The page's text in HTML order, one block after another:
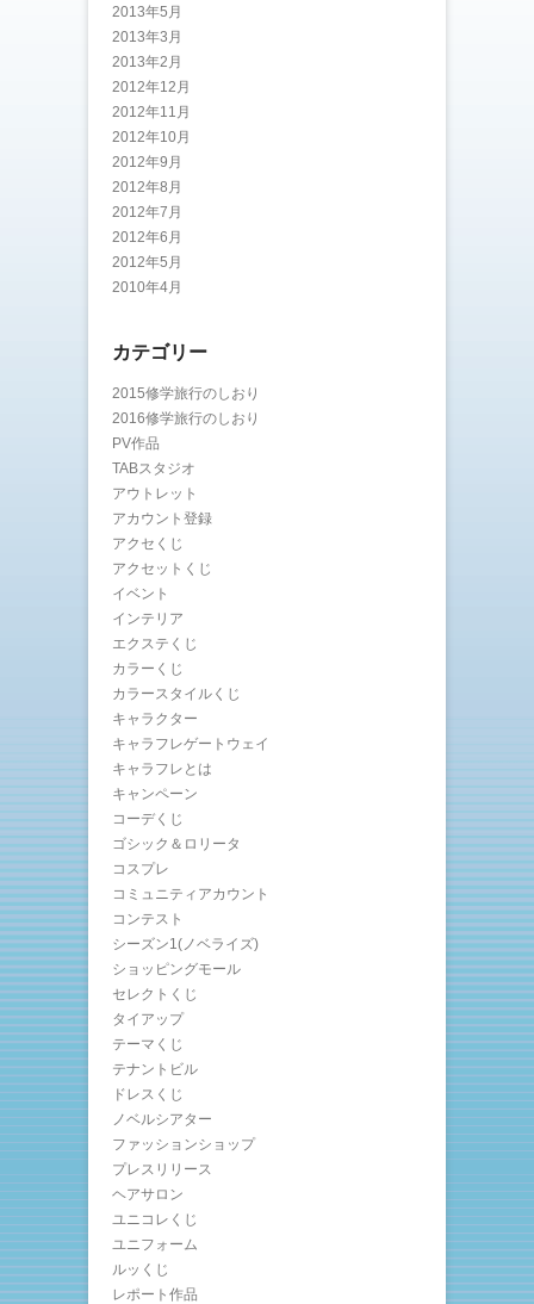
2013年5月
2013年3月
2013年2月
2012年12月
2012年11月
2012年10月
2012年9月
2012年8月
2012年7月
2012年6月
2012年5月
2010年4月
カテゴリー
2015修学旅行のしおり
2016修学旅行のしおり
PV作品
TABスタジオ
アウトレット
アカウント登録
アクセくじ
アクセットくじ
イベント
インテリア
エクステくじ
カラーくじ
カラースタイルくじ
キャラクター
キャラフレゲートウェイ
キャラフレとは
キャンペーン
コーデくじ
ゴシック＆ロリータ
コスプレ
コミュニティアカウント
コンテスト
シーズン1(ノベライズ)
ショッピングモール
セレクトくじ
タイアップ
テーマくじ
テナントビル
ドレスくじ
ノベルシアター
ファッションショップ
プレスリリース
ヘアサロン
ユニコレくじ
ユニフォーム
ルッくじ
レポート作品